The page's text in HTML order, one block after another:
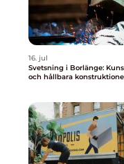
16. jul
Svetsning i Borlänge:
och hållbara